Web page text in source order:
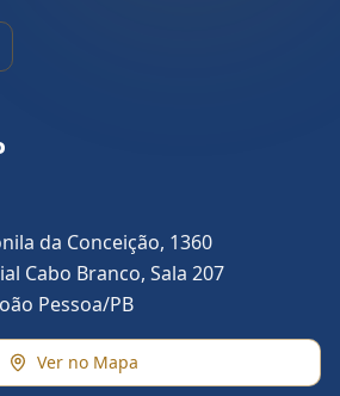
da Conceição, 1360
Cabo Branco, Sala 207
Pessoa/PB
Ver no Mapa